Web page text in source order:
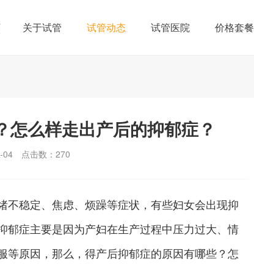
关于试管 试管动态 试管医院 价格套餐
么样走出产后的抑郁症？
04 点击数： 270
稳定、焦虑、烦躁等症状，有些妇女会出现抑
症主要是因为产妇在生产过程中压力过大、情
原因，那么，得产后抑郁症的原因有哪些？怎